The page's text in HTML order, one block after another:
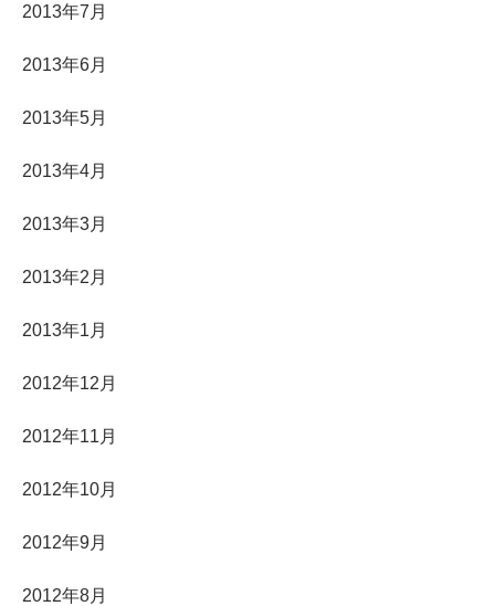
2013年7月
2013年6月
2013年5月
2013年4月
2013年3月
2013年2月
2013年1月
2012年12月
2012年11月
2012年10月
2012年9月
2012年8月